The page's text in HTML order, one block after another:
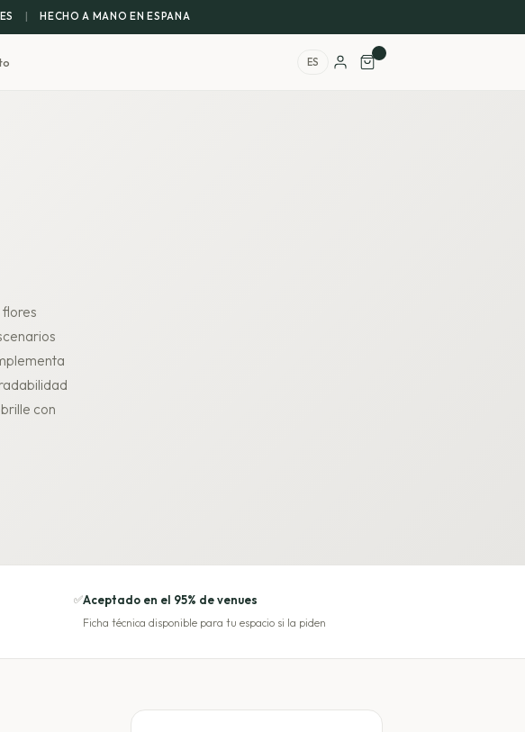
| HECHO A MANO EN ESPANA
ES
con
✅Aceptado en el 95% de venues
Ficha técnica disponible para tu espacio si la piden